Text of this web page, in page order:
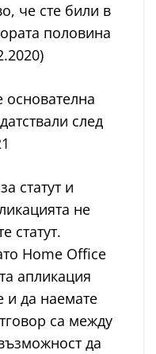
че сте били в
половина
след
статут и
не
статут.
Home Office
апликация
и да наемате
са между
да